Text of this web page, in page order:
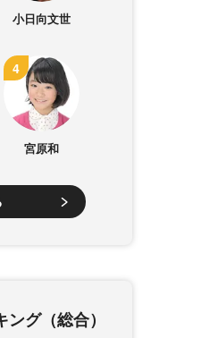
小日向文世
宮原和
グ（総合）